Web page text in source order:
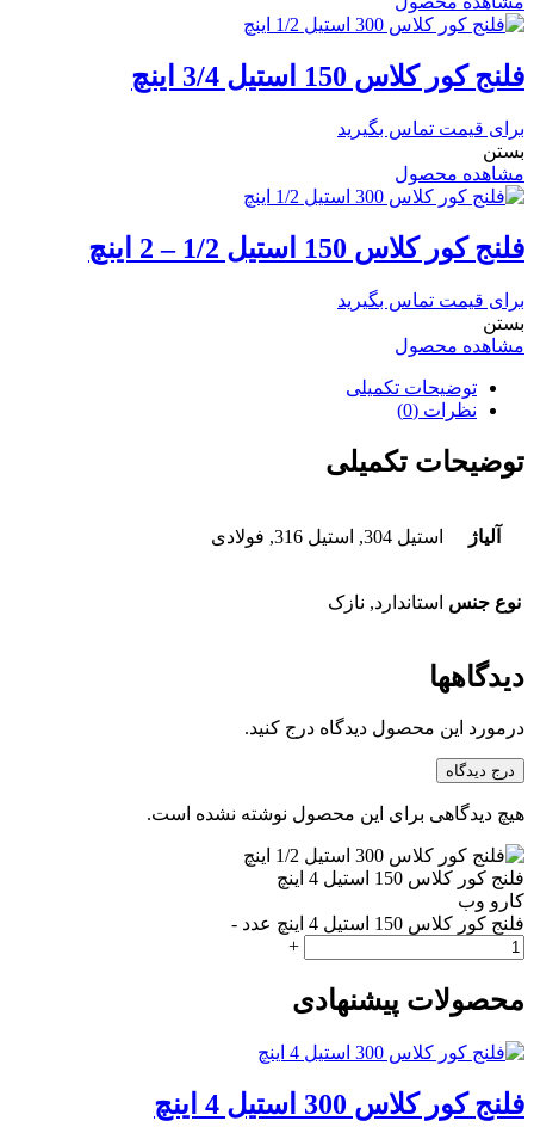
فلنج کور کلاس 150 استیل 3/4 اینچ
برای قیمت تماس بگیرید
بستن
مشاهده محصول
فلنج کور کلاس 150 استیل 1/2 – 2 اینچ
برای قیمت تماس بگیرید
بستن
مشاهده محصول
توضیحات تکمیلی
نظرات (0)
توضیحات تکمیلی
آلیاژ استیل 304, استیل 316, فولادی
نوع جنس استاندارد, نازک
دیدگاهها
درمورد این محصول دیدگاه درج کنید.
درج دیدگاه
هیچ دیدگاهی برای این محصول نوشته نشده است.
فلنج کور کلاس 150 استیل 4 اینچ
کارو وب
فلنج کور کلاس 150 استیل 4 اینچ عدد
-
+
محصولات پیشنهادی
فلنج کور کلاس 300 استیل 4 اینچ